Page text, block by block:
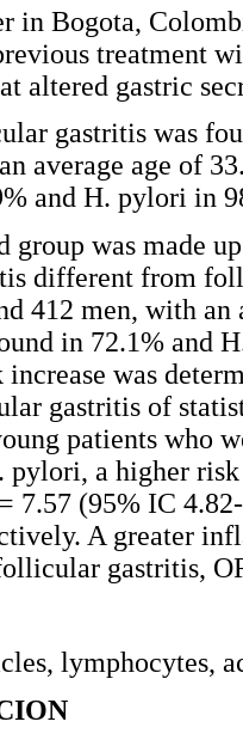
in Bogota,
treatment
altered gastric
gastritis was
average age of
and H. pylori in
group was made
different from
412 men, with
in 72.1% and
was
gastritis of
patients who
pylori, a higher
7.57 (95% IC
A greater
gastritis,
lymphocytes,